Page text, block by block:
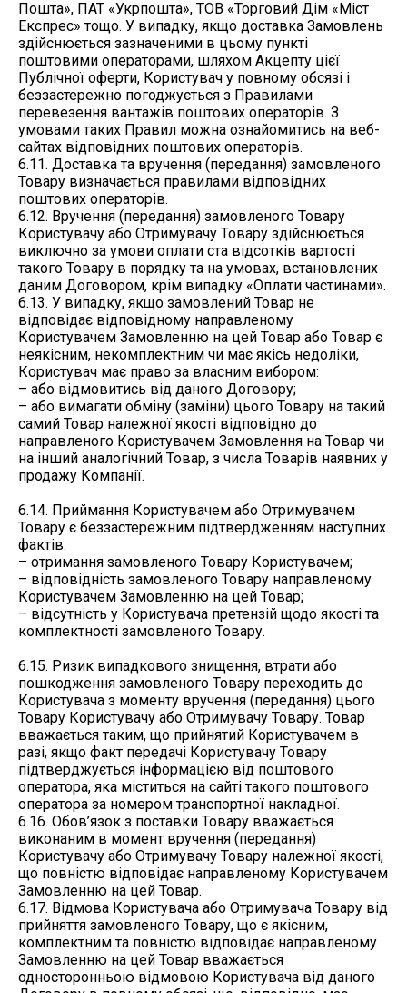
Пошта», ПАТ «Укрпошта», ТОВ «Торговий Дім «Міст
Експрес» тощо. У випадку, якщо доставка Замовлень
здійснюється зазначеними в цьому пункті
поштовими операторами, шляхом Акцепту цієї
Публічної оферти, Користувач у повному обсязі і
беззастережно погоджується з Правилами
перевезення вантажів поштових операторів. З
умовами таких Правил можна ознайомитись на веб-
сайтах відповідних поштових операторів.
6.11. Доставка та вручення (передання) замовленого
Товару визначається правилами відповідних
поштових операторів.
6.12. Вручення (передання) замовленого Товару
Користувачу або Отримувачу Товару здійснюється
виключно за умови оплати ста відсотків вартості
такого Товару в порядку та на умовах, встановлених
даним Договором, крім випадку «Оплати частинами».
6.13. У випадку, якщо замовлений Товар не
відповідає відповідному направленому
Користувачем Замовленню на цей Товар або Товар є
неякісним, некомплектним чи має якісь недоліки,
Користувач має право за власним вибором:
– або відмовитись від даного Договору;
– або вимагати обміну (заміни) цього Товару на такий
самий Товар належної якості відповідно до
направленого Користувачем Замовлення на Товар чи
на інший аналогічний Товар, з числа Товарів наявних у
продажу Компанії.
6.14. Приймання Користувачем або Отримувачем
Товару є беззастережним підтвердженням наступних
фактів:
– отримання замовленого Товару Користувачем;
– відповідність замовленого Товару направленому
Користувачем Замовленню на цей Товар;
– відсутність у Користувача претензій щодо якості та
комплектності замовленого Товару.
6.15. Ризик випадкового знищення, втрати або
пошкодження замовленого Товару переходить до
Користувача з моменту вручення (передання) цього
Товару Користувачу або Отримувачу Товару. Товар
вважається таким, що прийнятий Користувачем в
разі, якщо факт передачі Користувачу Товару
підтверджується інформацією від поштового
оператора, яка міститься на сайті такого поштового
оператора за номером транспортної накладної.
6.16. Обов’язок з поставки Товару вважається
виконаним в момент вручення (передання)
Користувачу або Отримувачу Товару належної якості,
що повністю відповідає направленому Користувачем
Замовленню на цей Товар.
6.17. Відмова Користувача або Отримувача Товару від
прийняття замовленого Товару, що є якісним,
комплектним та повністю відповідає направленому
Замовленню на цей Товар вважається
односторонньою відмовою Користувача від даного